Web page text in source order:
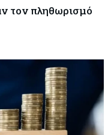
τον πληθωρισμό